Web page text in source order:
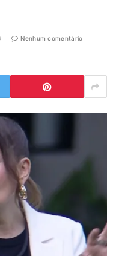
Nenhum comentário